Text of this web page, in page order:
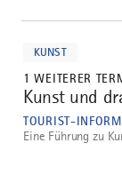
KUNST
1 WEITERER
3
Kunst und
TOURIST-
Eine Führung zu